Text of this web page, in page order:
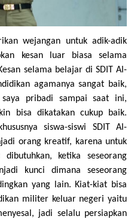
wejangan untuk adik-adik
kesan luar biasa selama
selama belajar di SDIT Al-
agamanya sangat baik,
pribadi sampai saat ini,
bisa dikatakan cukup baik.
siswa-siswi SDIT Al-
orang kreatif, karena untuk
ketika seseorang
kunci dimana seseorang
yang lain. Kiat-kiat bisa
militer keluar negeri yaitu
jadi selalu persiapkan